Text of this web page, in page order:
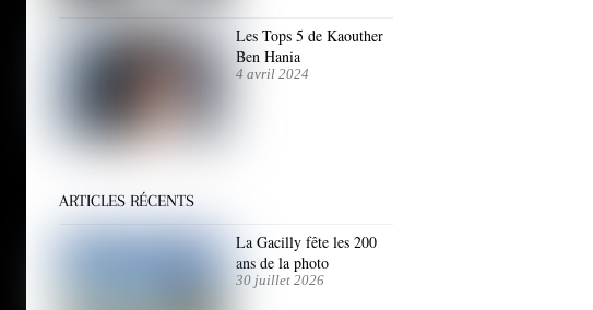
Les Tops 5 de Kaouther
Ben Hania
4 avril 2024
ARTICLES RÉCENTS
La Gacilly fête les 200
ans de la photo
30 juillet 2026